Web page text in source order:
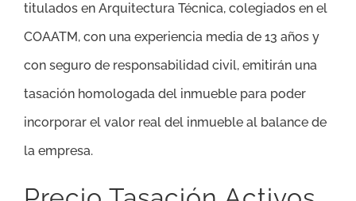
titulados en Arquitectura Técnica, colegiados en el
COAATM, con una experiencia media de 13 años y
con seguro de responsabilidad civil, emitirán una
tasación homologada del inmueble para poder
incorporar el valor real del inmueble al balance de
la empresa.